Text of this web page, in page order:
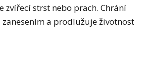
zvířecí strst nebo prach. Chrání
zanesením a prodlužuje životnost